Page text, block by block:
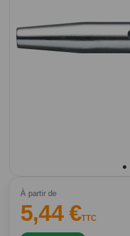
début
À partir de
5,44 €TTC